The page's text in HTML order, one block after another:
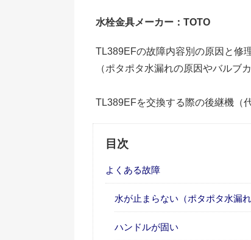
水栓金具メーカー：TOTO
TL389EFの故障内容別の原因と修
（ポタポタ水漏れの原因やバルブ
TL389EFを交換する際の後継機（
目次
よくある故障
水が止まらない（ポタポタ水漏れ
ハンドルが固い